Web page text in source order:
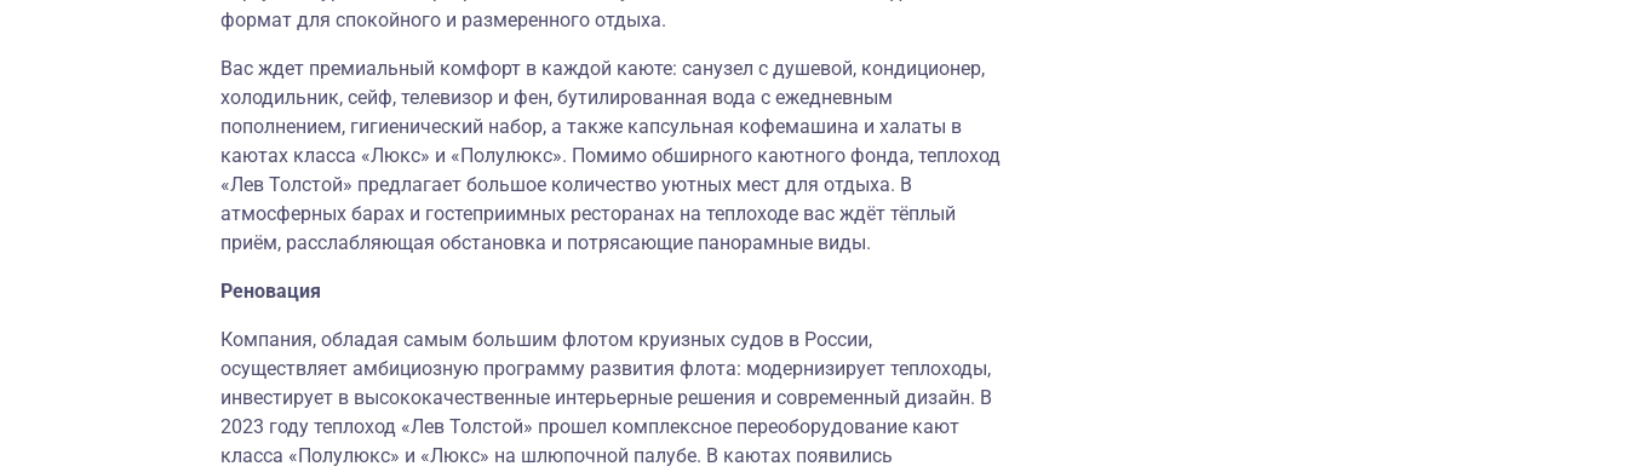
формат для спокойного и размеренного отдыха.
Вас ждет премиальный комфорт в каждой каюте: санузел с душевой, кондиционер,
холодильник, сейф, телевизор и фен, бутилированная вода с ежедневным
пополнением, гигиенический набор, а также капсульная кофемашина и халаты в
каютах класса «Люкс» и «Полулюкс». Помимо обширного каютного фонда, теплоход
«Лев Толстой» предлагает большое количество уютных мест для отдыха. В
атмосферных барах и гостеприимных ресторанах на теплоходе вас ждёт тёплый
приём, расслабляющая обстановка и потрясающие панорамные виды.
Реновация
Компания, обладая самым большим флотом круизных судов в России,
осуществляет амбициозную программу развития флота: модернизирует теплоходы,
инвестирует в высококачественные интерьерные решения и современный дизайн. В
2023 году теплоход «Лев Толстой» прошел комплексное переоборудование кают
класса «Полулюкс» и «Люкс» на шлюпочной палубе. В каютах появились